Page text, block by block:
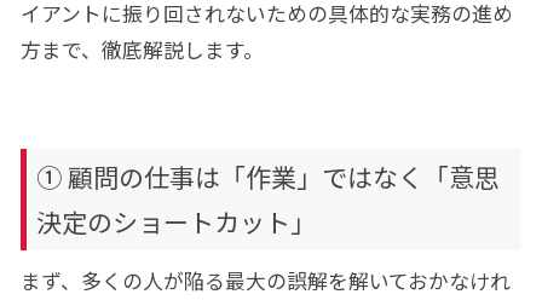
イアントに振り回されないための具体的な実務の進め
方まで、徹底解説します。
① 顧問の仕事は「作業」ではなく「意思
決定のショートカット」
まず、多くの人が陥る最大の誤解を解いておかなけれ